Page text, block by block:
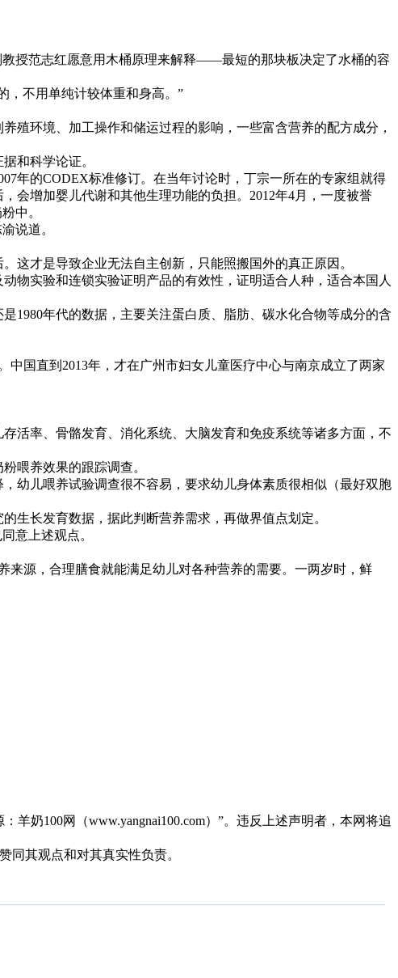
授范志红愿意用木桶原理来解释——最短的那块板决定了水桶的容
不用单纯计较体重和身高。”
环境、加工操作和储运过程的影响，一些富含营养的配方成分，
和科学论证。
年的CODEX标准修订。在当年讨论时，丁宗一所在的专家组就得
会增加婴儿代谢和其他生理功能的负担。2012年4月，一度被誉
中。
说道。
才是导致企业无法自主创新，只能照搬国外的真正原因。
实验和连锁实验证明产品的有效性，证明适合人种，适合本国人
年代的数据，主要关注蛋白质、脂肪、碳水化合物等成分的含
国直到2013年，才在广州市妇女儿童医疗中心与南京成立了两家
率、骨骼发育、消化系统、大脑发育和免疫系统等诸多方面，不
喂养效果的跟踪调查。
儿喂养试验调查很不容易，要求幼儿身体素质很相似（最好双胞
长发育数据，据此判断营养需求，再做界值点划定。
意上述观点。
源，合理膳食就能满足幼儿对各种营养的需要。一两岁时，鲜
羊奶100网（www.yangnai100.com）”。违反上述声明者，本网将追
同其观点和对其真实性负责。